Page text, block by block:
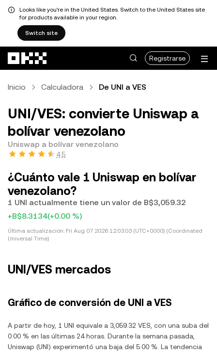
Looks like you're in the United States. Switch to the United States site
for products available in your region.
Switch site
Registrarse
Inicio Calculadora De UNI a VES
UNI/VES: convierte Uniswap a
bolívar venezolano
Uniswap a bolívar venezolano
4.5
¿Cuánto vale 1 Uniswap en bolívar
venezolano?
1 UNI actualmente tiene un valor de B$3,059.32
+B$8.3134(+0.00 %)
Última actualización: Fri Aug 07 2026 12:03:03 (UTC+0000) (Coordinated
Universal Time)
UNI/VES mercados
Gráfico de conversión de UNI a VES
A partir de hoy, 1 UNI equivale a 3,059.32 VES, con una suba del
0.00 % en las últimas 24 horas. Durante la semana pasada,
Uniswap (UNI) experimentó una baja del 5.00 %. La tendencia